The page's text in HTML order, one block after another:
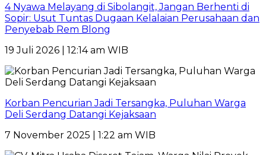
4 Nyawa Melayang di Sibolangit, Jangan Berhenti di
Sopir: Usut Tuntas Dugaan Kelalaian Perusahaan dan
Penyebab Rem Blong
19 Juli 2026 | 12:14 am WIB
Korban Pencurian Jadi Tersangka, Puluhan Warga
Deli Serdang Datangi Kejaksaan
7 November 2025 | 1:22 am WIB